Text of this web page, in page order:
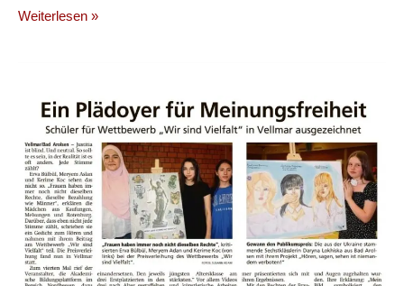
Teilnahme
Welt“
Weiterlesen »